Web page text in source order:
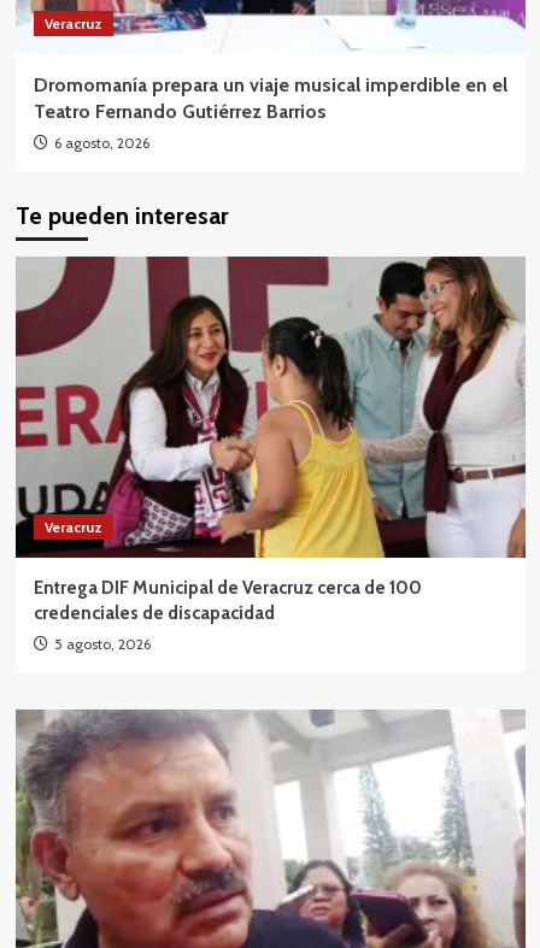
Veracruz
Dromomanía prepara un viaje musical imperdible en el
Teatro Fernando Gutiérrez Barrios
6 agosto, 2026
Te pueden interesar
Veracruz
Entrega DIF Municipal de Veracruz cerca de 100
credenciales de discapacidad
5 agosto, 2026